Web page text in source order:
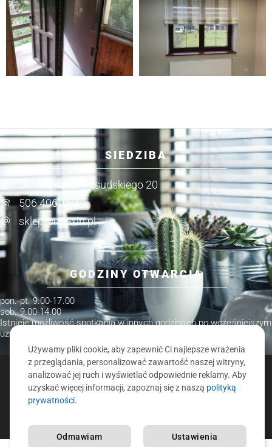
SIEDZIBA
Ostrołęka, ul. Piłsudskiego 20
506 406 160
sklep@rolexin.pl
GODZINY OTWARCIA
pon.-pt. 9.00-17.00
sob. 9.00-14.00
Istnieje możliwość spotkania w innych godzinach po wcześniejszym
uzgodnieniu.
ROLEXIN.PL - ROLETY, ŻALUZJE, MOSKITIERY, KARNISZE
O nasPolityka prywatnościKontakt
Używamy pliki cookie, aby zapewnić Ci najlepsze wrażenia
z przeglądania, personalizować zawartość naszej witryny,
analizować jej ruch i wyświetlać odpowiednie reklamy. Aby
uzyskać więcej informacji, zapoznaj się z naszą polityką
prywatności.
Ustawienia
Odmawiam